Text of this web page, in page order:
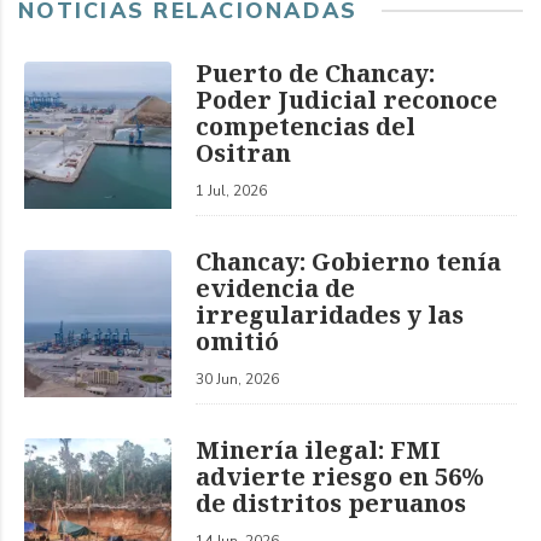
NOTICIAS RELACIONADAS
Puerto de Chancay:
Poder Judicial reconoce
competencias del
Ositran
1 Jul, 2026
Chancay: Gobierno tenía
evidencia de
irregularidades y las
omitió
30 Jun, 2026
Minería ilegal: FMI
advierte riesgo en 56%
de distritos peruanos